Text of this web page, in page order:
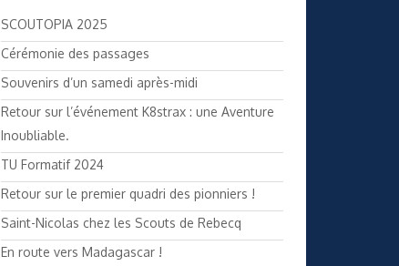
SCOUTOPIA 2025
Cérémonie des passages
Souvenirs d’un samedi après-midi
Retour sur l’événement K8strax : une Aventure
Inoubliable.
TU Formatif 2024
Retour sur le premier quadri des pionniers !
Saint-Nicolas chez les Scouts de Rebecq
En route vers Madagascar !